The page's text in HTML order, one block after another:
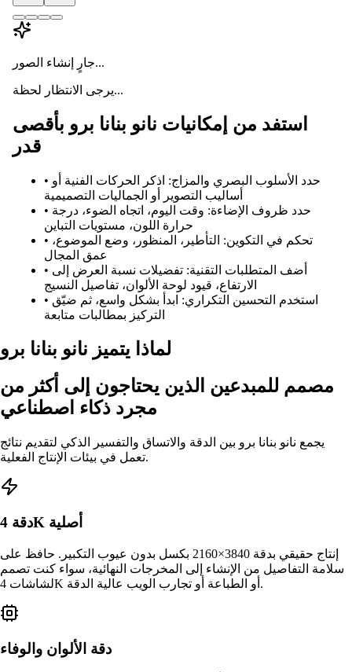
جارٍ إنشاء الصور...
يرجى الانتظار لحظة...
استفد من إمكانيات نانو بنانا برو بأقصى
قدر
• حدد الأسلوب البصري والمزاج: اذكر الحركات الفنية أو
أساليب التصوير أو الجماليات التصميمية
• حدد ظروف الإضاءة: وقت اليوم، اتجاه الضوء، درجة
حرارة اللون، مستويات التباين
• تحكم في التكوين: التأطير، المنظور، وضع الموضوع،
عمق المجال
• أضف المتطلبات التقنية: تفضيلات نسبة العرض إلى
الارتفاع، قيود لوحة الألوان، تفاصيل النسيج
• استخدم التحسين التكراري: ابدأ بشكل واسع، ثم ضيّق
التركيز بمطالبات متابعة
لماذا يتميز نانو بنانا برو
مصمم للمبدعين الذين يحتاجون إلى أكثر من
مجرد ذكاء اصطناعي
يجمع نانو بنانا برو بين الدقة والاتساق والتفسير الذكي لتقديم نتائج
تعمل في بيئات الإنتاج الفعلية.
دقة 4K أصلية
إنتاج حقيقي بدقة 3840×2160 بكسل بدون عيوب التكبير. حافظ على
سلامة التفاصيل من الإنشاء إلى المخرجات النهائية، سواء كنت تصمم
لشاشات 4K أو الطباعة أو تجارب الويب عالية الدقة.
دقة الألوان والوفاء